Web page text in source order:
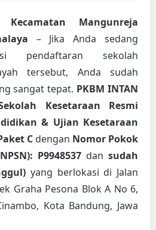
Mangunreja
– Jika Anda sedang
pendaftaran sekolah
tersebut, Anda sudah
sangat tepat. PKBM INTAN
Kesetaraan Resmi
& Ujian Kesetaraan
Cdengan Nomor Pokok
P9948537 dan sudah
yang berlokasi di Jalan
Graha Pesona Blok A No 6,
Kota Bandung, Jawa